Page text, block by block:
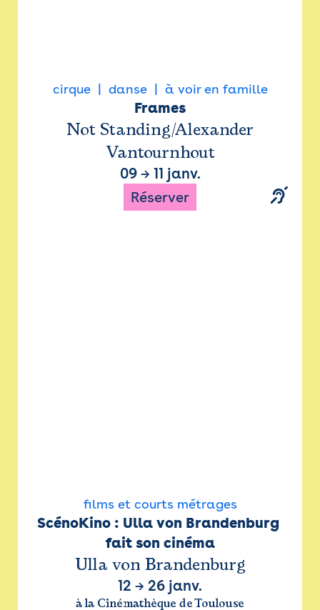
cirque danse à voir en famille
Frames
Not Standing/Alexander
Vantournhout
09→ 11 janv.
Réserver
films et courts métrages
ScénoKino : Ulla von Brandenburg
fait son cinéma
Ulla von Brandenburg
12 → 26 janv.
à la Cinémathèque de Toulouse